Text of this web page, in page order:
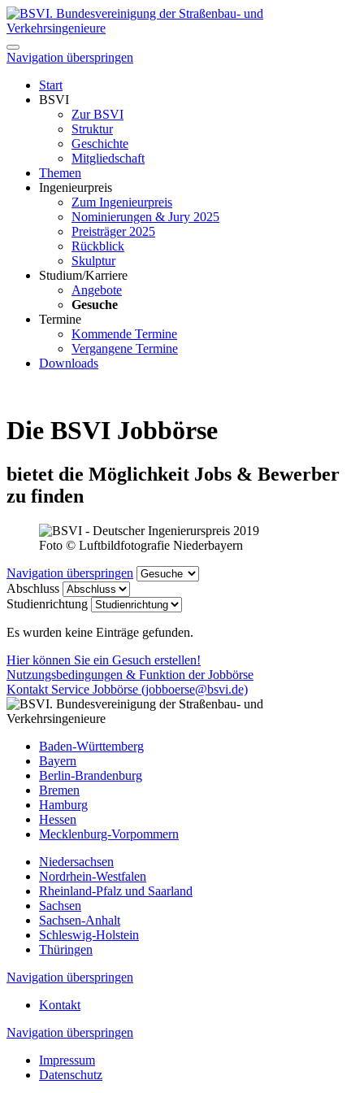
Navigation überspringen
Start
BSVI
Zur BSVI
Struktur
Geschichte
Mitgliedschaft
Themen
Ingenieurpreis
Zum Ingenieurpreis
Nominierungen & Jury 2025
Preisträger 2025
Rückblick
Skulptur
Studium/Karriere
Angebote
Gesuche
Termine
Kommende Termine
Vergangene Termine
Downloads
Die BSVI Jobbörse
bietet die Möglichkeit Jobs & Bewerber
zu finden
Foto © Luftbildfotografie Niederbayern
Navigation überspringen
Abschluss
Studienrichtung
Es wurden keine Einträge gefunden.
Hier können Sie ein Gesuch erstellen!
Nutzungsbedingungen & Funktion der Jobbörse
Kontakt Service Jobbörse (jobboerse@bsvi.de)
Baden-Württemberg
Bayern
Berlin-Brandenburg
Bremen
Hamburg
Hessen
Mecklenburg-Vorpommern
Niedersachsen
Nordrhein-Westfalen
Rheinland-Pfalz und Saarland
Sachsen
Sachsen-Anhalt
Schleswig-Holstein
Thüringen
Navigation überspringen
Kontakt
Navigation überspringen
Impressum
Datenschutz